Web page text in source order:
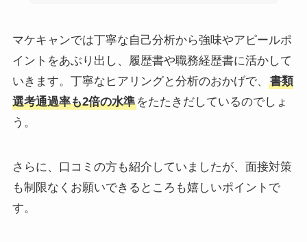
マケキャンでは丁寧な自己分析から強味やアピールポ
イントをあぶり出し、履歴書や職務経歴書に活かして
いきます。丁寧なヒアリングと分析のおかげで、
書類
選考通過率も2倍の水準をたたきだしているのでしょ
う。
さらに、口コミの方も紹介していましたが、面接対策
も制限なくお願いできるところも嬉しいポイントで
す。